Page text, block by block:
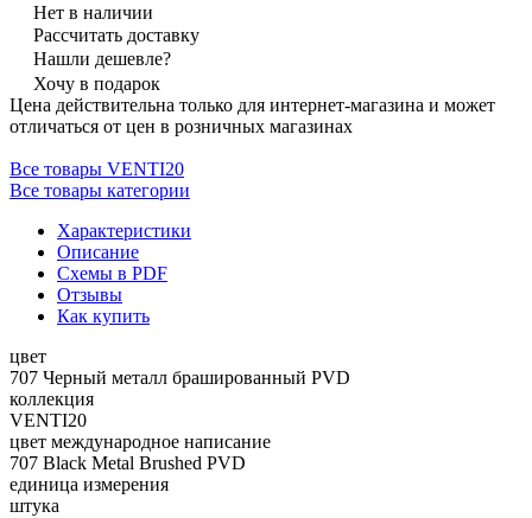
Нет в наличии
Рассчитать доставку
Нашли дешевле?
Хочу в подарок
Цена действительна только для интернет-магазина и может
отличаться от цен в розничных магазинах
Все товары VENTI20
Все товары категории
Характеристики
Описание
Схемы в PDF
Отзывы
Как купить
цвет
707 Черный металл брашированный PVD
коллекция
VENTI20
цвет международное написание
707 Black Metal Brushed PVD
единица измерения
штука